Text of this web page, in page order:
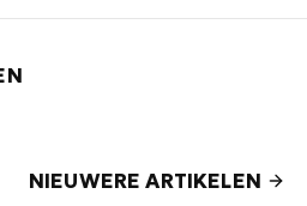
NIEUWERE ARTIKELEN